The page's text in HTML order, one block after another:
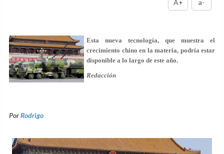
A+ a-
Esta nueva tecnología, que muestra el
crecimiento chino en la materia, podría estar
disponible a lo largo de este año.
Redacción
PorRodrigo